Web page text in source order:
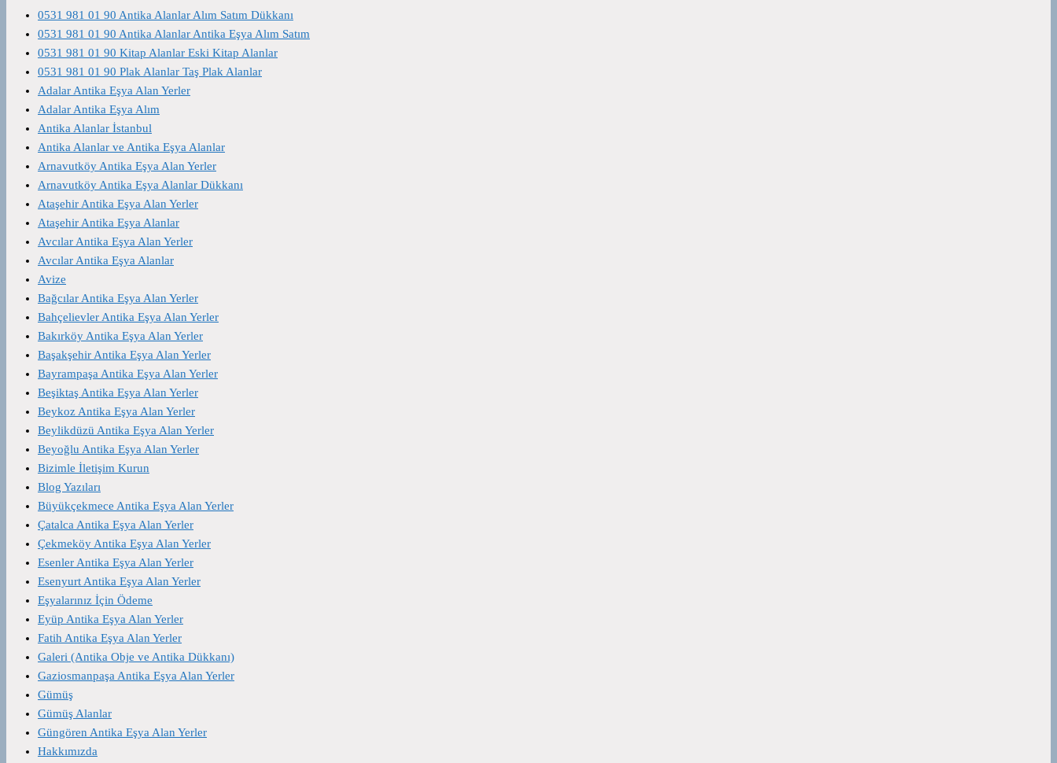
0531 981 01 90 Antika Alanlar Alım Satım Dükkanı
0531 981 01 90 Antika Alanlar Antika Eşya Alım Satım
0531 981 01 90 Kitap Alanlar Eski Kitap Alanlar
0531 981 01 90 Plak Alanlar Taş Plak Alanlar
Adalar Antika Eşya Alan Yerler
Adalar Antika Eşya Alım
Antika Alanlar İstanbul
Antika Alanlar ve Antika Eşya Alanlar
Arnavutköy Antika Eşya Alan Yerler
Arnavutköy Antika Eşya Alanlar Dükkanı
Ataşehir Antika Eşya Alan Yerler
Ataşehir Antika Eşya Alanlar
Avcılar Antika Eşya Alan Yerler
Avcılar Antika Eşya Alanlar
Avize
Bağcılar Antika Eşya Alan Yerler
Bahçelievler Antika Eşya Alan Yerler
Bakırköy Antika Eşya Alan Yerler
Başakşehir Antika Eşya Alan Yerler
Bayrampaşa Antika Eşya Alan Yerler
Beşiktaş Antika Eşya Alan Yerler
Beykoz Antika Eşya Alan Yerler
Beylikdüzü Antika Eşya Alan Yerler
Beyoğlu Antika Eşya Alan Yerler
Bizimle İletişim Kurun
Blog Yazıları
Büyükçekmece Antika Eşya Alan Yerler
Çatalca Antika Eşya Alan Yerler
Çekmeköy Antika Eşya Alan Yerler
Esenler Antika Eşya Alan Yerler
Esenyurt Antika Eşya Alan Yerler
Eşyalarınız İçin Ödeme
Eyüp Antika Eşya Alan Yerler
Fatih Antika Eşya Alan Yerler
Galeri (Antika Obje ve Antika Dükkanı)
Gaziosmanpaşa Antika Eşya Alan Yerler
Gümüş
Gümüş Alanlar
Güngören Antika Eşya Alan Yerler
Hakkımızda